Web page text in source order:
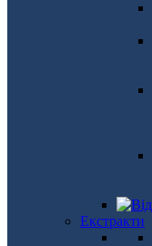
Екстракти